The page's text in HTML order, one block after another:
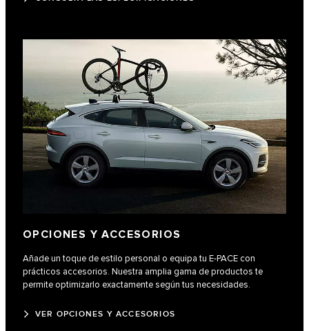
OPCIONES Y ACCESORIOS
Añade un toque de estilo personal o equipa tu E‑PACE con
prácticos accesorios. Nuestra amplia gama de productos te
permite optimizarlo exactamente según tus necesidades.
VER OPCIONES Y ACCESORIOS